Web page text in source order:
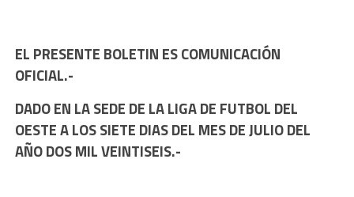
EL PRESENTE BOLETIN ES COMUNICACIÓN
OFICIAL.-
DADO EN LA SEDE DE LA LIGA DE FUTBOL DEL
OESTE A LOS SIETE DIAS DEL MES DE JULIO DEL
AÑO DOS MIL VEINTISEIS.-